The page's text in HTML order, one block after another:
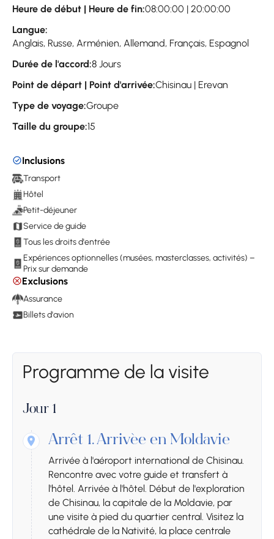
Heure de début | Heure de fin:08:00:00 | 20:00:00
Langue:
Anglais, Russe, Arménien, Allemand, Français, Espagnol
Durée de l'accord:8 Jours
Point de départ | Point d'arrivée:Chisinau | Erevan
Type de voyage:Groupe
Taille du groupe:15
Inclusions
Transport
Hôtel
Petit-déjeuner
Service de guide
Tous les droits d'entrée
Expériences optionnelles (musées, masterclasses, activités) –
Prix sur demande
Exclusions
Assurance
Billets d'avion
Programme de la visite
Jour 1
Arrêt 1.Arrivée en Moldavie
Arrivée à l'aéroport international de Chisinau.
Rencontre avec votre guide et transfert à
l'hôtel. Arrivée à l'hôtel. Début de l'exploration
de Chisinau, la capitale de la Moldavie, par
une visite à pied du quartier central. Visitez la
cathédrale de la Nativité, la place centrale